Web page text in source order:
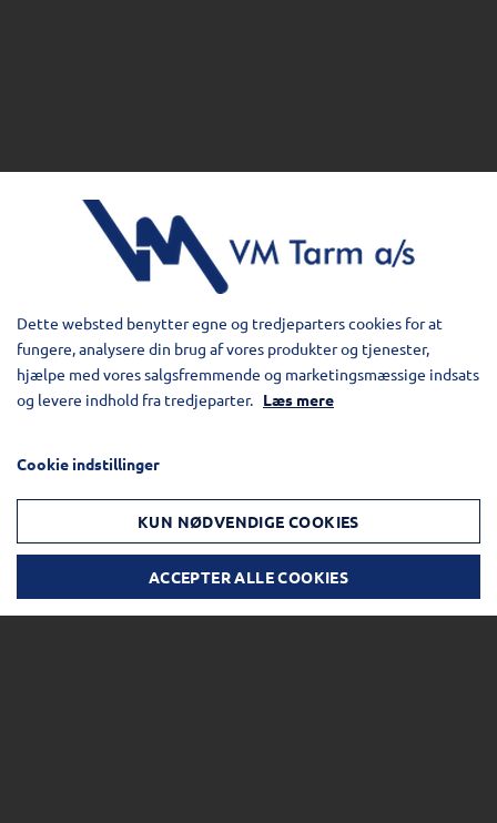
Dette websted benytter egne og tredjeparters cookies for at
fungere, analysere din brug af vores produkter og tjenester,
hjælpe med vores salgsfremmende og marketingsmæssige indsats
og levere indhold fra tredjeparter. Læs mere
Cookie indstillinger
KUN NØDVENDIGE COOKIES
ACCEPTER ALLE COOKIES